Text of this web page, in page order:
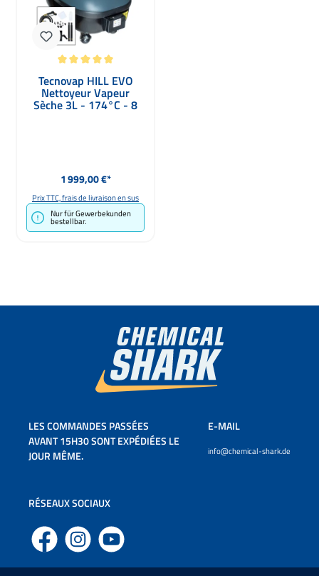
Note moyenne de 5 sur 5 étoiles
Tecnovap HILL EVO
Nettoyeur Vapeur
Sèche 3L - 174°C - 8
Prix régulier :
1 999,00 €*
Prix TTC, frais de livraison en sus
Nur für Gewerbekunden
bestellbar.
LES COMMANDES PASSÉES
AVANT 15H30 SONT EXPÉDIÉES LE
JOUR MÊME.
E-MAIL
info@chemical-shark.de
RÉSEAUX SOCIAUX
Facebook Instagram YouTube